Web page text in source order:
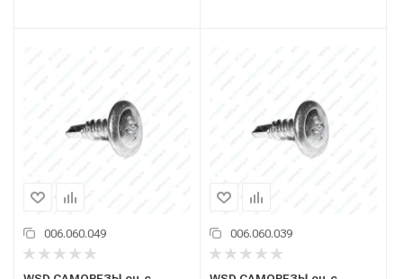
006.060.049 006.060.039